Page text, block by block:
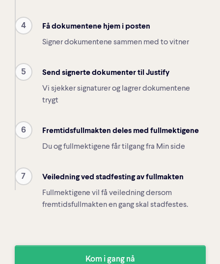
4
Få dokumentene hjem i posten
Signer dokumentene sammen med to vitner
5
Send signerte dokumenter til Justify
Vi sjekker signaturer og lagrer dokumentene
trygt
6
Fremtidsfullmakten deles med fullmektigene
Du og fullmektigene får tilgang fra Min side
7
Veiledning ved stadfesting av fullmakten
Fullmektigene vil få veiledning dersom
fremtidsfullmakten en gang skal stadfestes.
Kom i gang nå